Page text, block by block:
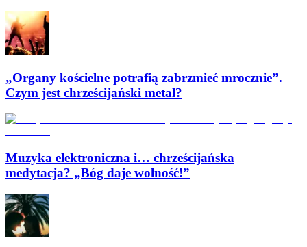
„Organy kościelne potrafią zabrzmieć mrocznie”.
Czym jest chrześcijański metal?
Muzyka elektroniczna i… chrześcijańska
medytacja? „Bóg daje wolność!”